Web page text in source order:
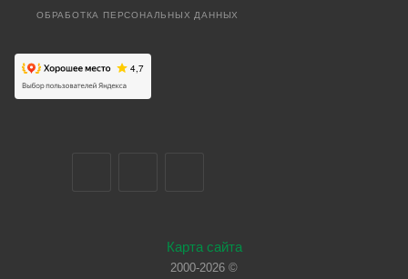
ОБРАБОТКА ПЕРСОНАЛЬНЫХ ДАННЫХ
Карта сайта
2000-2026 ©